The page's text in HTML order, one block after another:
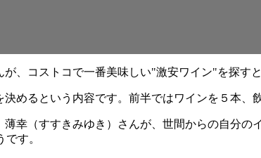
、コストコで一番美味しい"激安ワイン"を探す
めるという内容です。前半ではワインを５本、
幸（すすきみゆき）さんが、世間からの自分
す。